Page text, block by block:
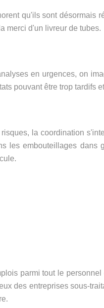
qu'ils sont désormais
merci d'un livreur de tubes.
en urgences, on
pouvant être trop tardifs
la coordination
les embouteillages dans
parmi tout le
des entreprises sous-